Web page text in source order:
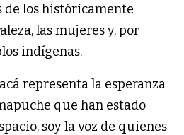
de los históricamente
las mujeres y, por
indígenas.
representa la esperanza
que han estado
soy la voz de quienes